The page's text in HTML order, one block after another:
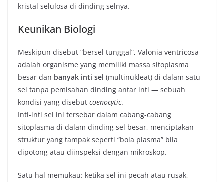
kristal selulosa di dinding selnya.
Keunikan Biologi
Meskipun disebut “bersel tunggal”, Valonia ventricosa
adalah organisme yang memiliki massa sitoplasma
besar dan banyak inti sel (multinukleat) di dalam satu
sel tanpa pemisahan dinding antar inti — sebuah
kondisi yang disebut coenocytic.
Inti­-inti sel ini tersebar dalam cabang-cabang
sitoplasma di dalam dinding sel besar, menciptakan
struktur yang tampak seperti “bola plasma” bila
dipotong atau diinspeksi dengan mikroskop.
Satu hal memukau: ketika sel ini pecah atau rusak,